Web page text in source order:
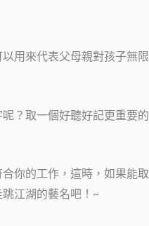
用來代表父母親對孩子無限
？取一個好聽好記更重要的
你的工作，這時，如果能取
江湖的藝名吧！~